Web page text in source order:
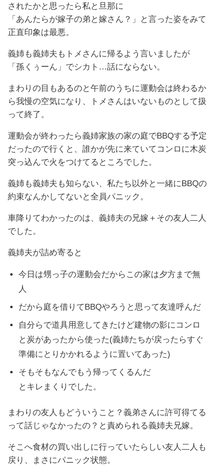
されたかと思ったら私と旦那に
「あんたらが嫁子の弟と嫁さん？」と言った姿をみて
正直印象は最悪。
義姉も義姉夫もトメさんに帰るよう言いましたが
「孫くぅーん」でシカト…話にならない。
まわりの目もあるのと午前のうちに運動会は終わるか
ら我慢の空気になり、トメさんはいないものとして扱
って終了。
運動会が終わったら義姉家族の家の庭でBBQする予定
だったので行くと、誰かが先に来ていてコンロに木炭
突っ込んで火をつけてるところでした。
義姉も義姉夫も知らない、私たち以外と一緒にBBQの
約束なんかしてないと全員パニック。
車降りてわかったのは、義姉夫の兄嫁＋その友人二人
でした。
義姉夫が詰め寄ると
今日は甥っ子の運動会だからこの家は夕方まで無
人
だから庭を借りてBBQやろうと思って友達呼んだ
自分らで道具用意してきたけど建物の影にコンロ
と炭があったから使った(義姉たちが戻ったらすぐ
準備にとりかかれるように置いてあった)
そもそもなんでもう帰ってくるんだ
とキレまくりでした。
まわりの友人もどういうこと？義弟さんに許可得てる
って話じゃなかったの？と責められる義姉夫兄嫁。
そこへ食材の買い出しに行っていたらしい友人二人も
戻り、まさにパニック状態。